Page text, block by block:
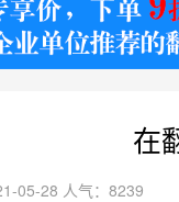
在
05-28 人气：8239